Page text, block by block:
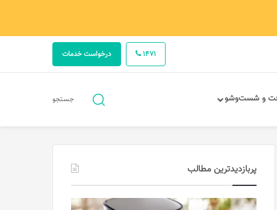
درخواست خدمات 1471
و شست‌وشو جستجوجستجو
پربازدیدترین مطالب